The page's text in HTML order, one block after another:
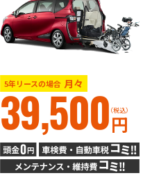
5年リースの場合 月々
39,500円
（税込）